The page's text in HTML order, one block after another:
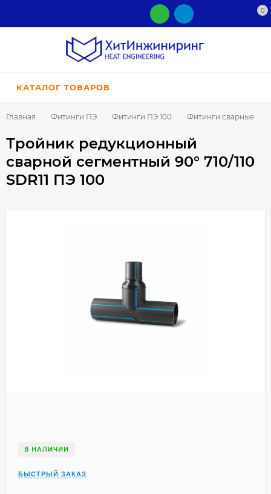
0
КАТАЛОГ ТОВАРОВ
Главная Фитинги ПЭ Фитинги ПЭ 100 Фитинги сварные
Тройник редукционный
сварной сегментный 90° 710/110
SDR11 ПЭ 100
В НАЛИЧИИ
БЫСТРЫЙ ЗАКАЗ